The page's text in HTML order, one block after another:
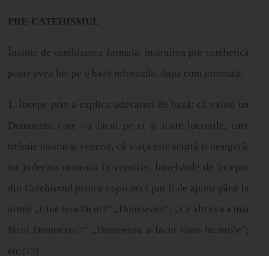
PRE-CATEHISMUL
Înainte de catehizarea formală, instruirea pre-catehetică
poate avea loc pe o bază informală, după cum urmează:
1. Începe prin a explica adevăruri de bază: că există un
Dumnezeu care i-a făcut pe ei și toate lucrurile, care
trebuie onorat și venerat, că viața este scurtă și nesigură,
iar judecata urmează în veșnicie. Întrebările de început
din Catehismul pentru copii mici pot fi de ajutor până la
urmă: „Cine te-a făcut?” „Dumnezeu”; „Ce altceva a mai
făcut Dumnezeu?” „Dumnezeu a făcut toate lucrurile”;
etc.